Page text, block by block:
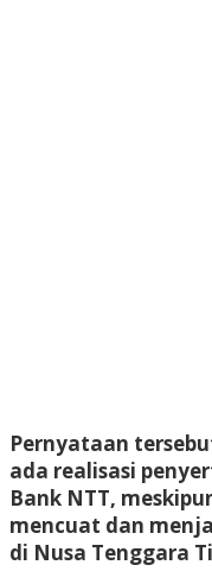
Pernyataan
ada realisasi
Bank NTT,
mencuat dan
di Nusa Tenggara